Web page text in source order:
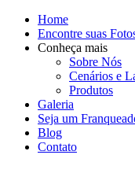
Home
Encontre suas
Conheça mais
Sobre Nós
Cenários e
Produtos
Galeria
Seja um
Blog
Contato